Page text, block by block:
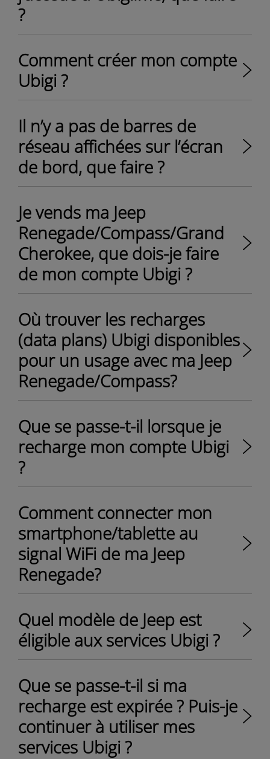
?
Comment créer mon compte
Ubigi ?
Il n’y a pas de barres de
réseau affichées sur l’écran
de bord, que faire ?
Je vends ma Jeep
Renegade/Compass/Grand
Cherokee, que dois-je faire
de mon compte Ubigi ?
Où trouver les recharges
(data plans) Ubigi disponibles
pour un usage avec ma Jeep
Renegade/Compass?
Que se passe-t-il lorsque je
recharge mon compte Ubigi
?
Comment connecter mon
smartphone/tablette au
signal WiFi de ma Jeep
Renegade?
Quel modèle de Jeep est
éligible aux services Ubigi ?
Que se passe-t-il si ma
recharge est expirée ? Puis-je
continuer à utiliser mes
services Ubigi ?